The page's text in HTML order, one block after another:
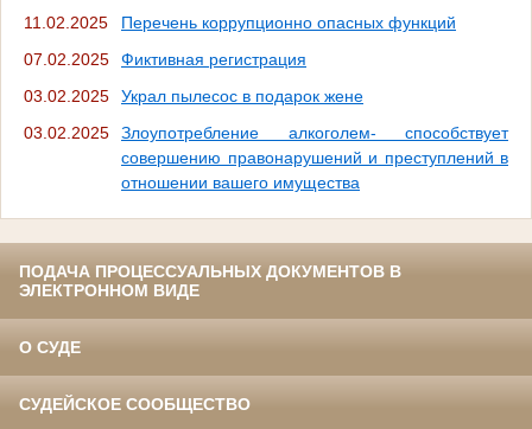
11.02.2025
Перечень коррупционно опасных функций
07.02.2025
Фиктивная регистрация
03.02.2025
Украл пылесос в подарок жене
03.02.2025
Злоупотребление алкоголем- способствует
совершению правонарушений и преступлений в
отношении вашего имущества
ПОДАЧА ПРОЦЕССУАЛЬНЫХ ДОКУМЕНТОВ В
ЭЛЕКТРОННОМ ВИДЕ
О СУДЕ
СУДЕЙСКОЕ СООБЩЕСТВО